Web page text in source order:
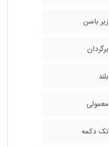
زیر باسن
برگردان
بلند
معمولی
تک دکمه